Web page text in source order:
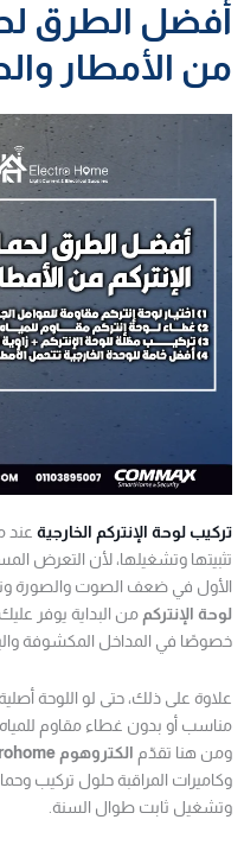
أفضل الطرق
من الأمطار
تركيب لوحة الإنتركم الخارجية عند
تثبيتها وتشغيلها، لأن التعرض
الأول في ضعف الصوت والصورة
لوحة الإنتركم من البداية يوفر
خصوصًا في المداخل المكشوفة
علاوة على ذلك، حتى لو اللوحة
مناسب أو بدون غطاء مقاوم
ومن هنا تقدّم الكتروهوم electrohome
وكاميرات المراقبة حلول تركيب
وتشغيل ثابت طوال السنة.